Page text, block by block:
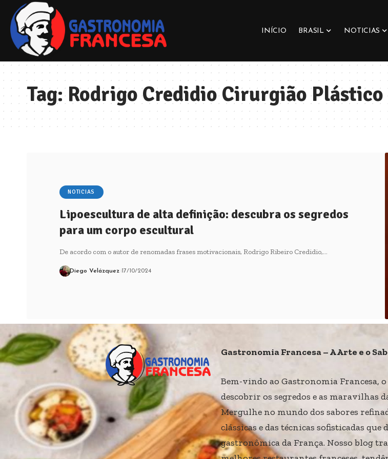
INÍCIO BRASIL NOTICIAS
Tag:Rodrigo Credidio Cirurgião Plástico
NOTICIAS
Lipoescultura de alta definição: descubra os segredos
para um corpo escultural
De acordo com o autor de renomadas frases motivacionais, Rodrigo Ribeiro Credidio,…
Diego Velázquez 17/10/2024
Gastronomia Francesa – A Arte e o
Bem-vindo ao Gastronomia Francesa,
descobrir os segredos e as maravilhas
Mergulhe no mundo dos sabores
clássicas e das técnicas sofisticadas que
gastronômica da França. Nosso blog